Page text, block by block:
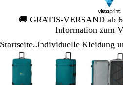
🚚 GRATIS-VERSAND ab
Information zum
Galeriebild
1
Startseite Individuelle Kleidung
Vergrößer-/verkleinerbares
Bild
Zoom
auf
Minimum
Klicken
zum
Vergrößern
Verwenden
Sie
die
Vergrößer-/
Bild
Zoom
auf
Minimum
Klicken
zum
Vergrößern
Verwenden
Sie
die
Bild
auf
zum
Sie
die
Galeriebild